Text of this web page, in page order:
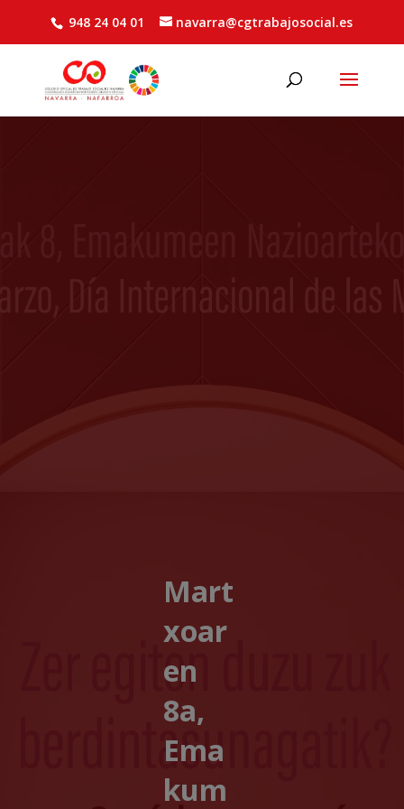
948 24 04 01 navarra@cgtrabajosocial.es
Mart
xoar
en
8a,
Ema
kum